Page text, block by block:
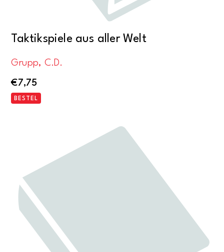
Taktikspiele aus aller Welt
Grupp, C.D.
€7,75
BESTEL